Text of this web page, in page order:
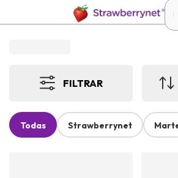
FILTRAR
Todas Strawberrynet